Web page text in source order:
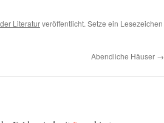
Literaturveröffentlicht. Setze ein Lesezeichen
Abendliche Häuser →